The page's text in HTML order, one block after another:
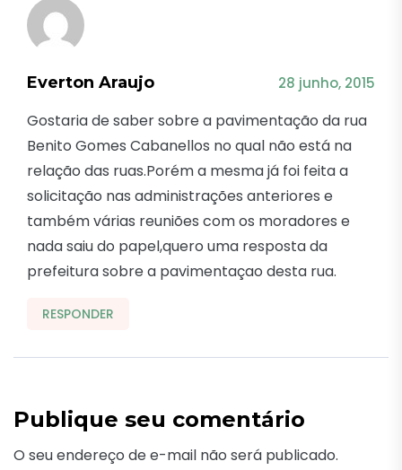
Everton Araujo 28 junho, 2015
Gostaria de saber sobre a pavimentação da rua
Benito Gomes Cabanellos no qual não está na
relação das ruas.Porém a mesma já foi feita a
solicitação nas administrações anteriores e
também várias reuniões com os moradores e
nada saiu do papel,quero uma resposta da
prefeitura sobre a pavimentaçao desta rua.
RESPONDER
Publique seu comentário
O seu endereço de e-mail não será publicado.